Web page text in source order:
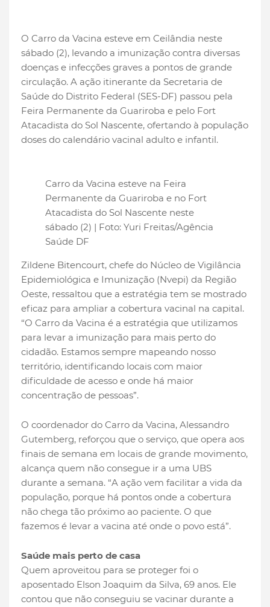
O Carro da Vacina esteve em Ceilândia neste
sábado (2), levando a imunização contra diversas
doenças e infecções graves a pontos de grande
circulação. A ação itinerante da Secretaria de
Saúde do Distrito Federal (SES-DF) passou pela
Feira Permanente da Guariroba e pelo Fort
Atacadista do Sol Nascente, ofertando à população
doses do calendário vacinal adulto e infantil.
Carro da Vacina esteve na Feira
Permanente da Guariroba e no Fort
Atacadista do Sol Nascente neste
sábado (2) | Foto: Yuri Freitas/Agência
Saúde DF
Zildene Bitencourt, chefe do Núcleo de Vigilância
Epidemiológica e Imunização (Nvepi) da Região
Oeste, ressaltou que a estratégia tem se mostrado
eficaz para ampliar a cobertura vacinal na capital.
“O Carro da Vacina é a estratégia que utilizamos
para levar a imunização para mais perto do
cidadão. Estamos sempre mapeando nosso
território, identificando locais com maior
dificuldade de acesso e onde há maior
concentração de pessoas”.
O coordenador do Carro da Vacina, Alessandro
Gutemberg, reforçou que o serviço, que opera aos
finais de semana em locais de grande movimento,
alcança quem não consegue ir a uma UBS
durante a semana. “A ação vem facilitar a vida da
população, porque há pontos onde a cobertura
não chega tão próximo ao paciente. O que
fazemos é levar a vacina até onde o povo está”.
Saúde mais perto de casa
Quem aproveitou para se proteger foi o
aposentado Elson Joaquim da Silva, 69 anos. Ele
contou que não conseguiu se vacinar durante a